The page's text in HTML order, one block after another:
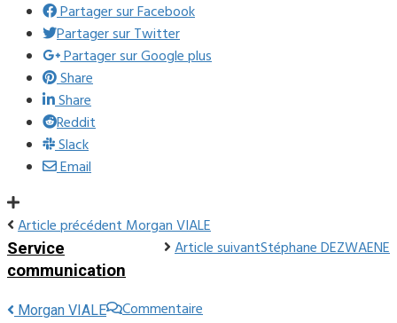
Partager sur Facebook
Partager sur Twitter
Partager sur Google plus
Share
Share
Reddit
Slack
Email
Article précédentMorgan VIALE
Article suivantStéphane DEZWAENE
Service
communication
Morgan VIALE
Commentaire